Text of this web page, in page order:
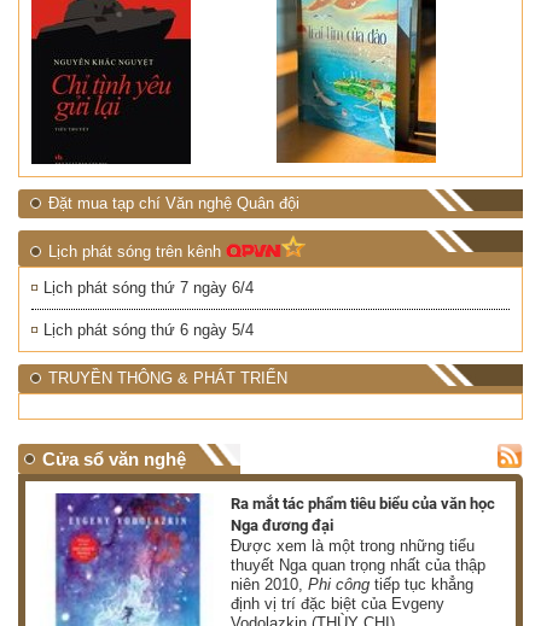
Đặt mua tạp chí Văn nghệ Quân đội
Lịch phát sóng trên kênh
Lịch phát sóng thứ 7 ngày 6/4
Lịch phát sóng thứ 6 ngày 5/4
TRUYỀN THÔNG & PHÁT TRIỂN
Cửa sổ văn nghệ
Ra mắt tác phẩm tiêu biểu của văn học
Nga đương đại
Được xem là một trong những tiểu
thuyết Nga quan trọng nhất của thập
niên 2010,Phi công tiếp tục khẳng
định vị trí đặc biệt của Evgeny